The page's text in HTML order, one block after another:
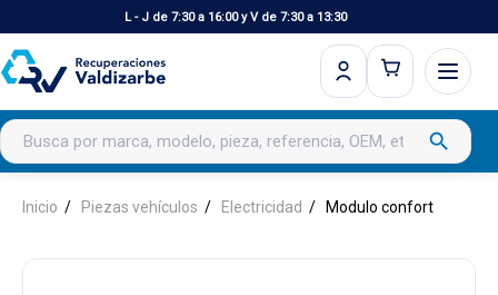
L - J de 7:30 a 16:00 y V de 7:30 a 13:30
Buscar productos search
Inicio Piezas vehículos Electricidad Modulo confort